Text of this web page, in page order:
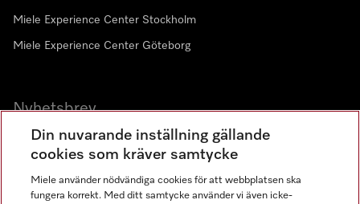
Miele Experience Center Stockholm
Miele Experience Center Göteborg
Nyhetsbrev
Gå med i vår gemenskap
Din nuvarande inställning gällande
cookies som kräver samtycke
Miele använder nödvändiga cookies för att webbplatsen ska
fungera korrekt. Med ditt samtycke använder vi även icke-